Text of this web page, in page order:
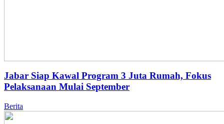
Jabar Siap Kawal Program 3 Juta Rumah, Fokus
Pelaksanaan Mulai September
Berita